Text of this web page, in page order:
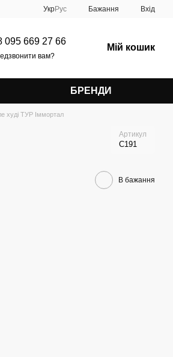
УкрРус Бажання Вхід
095 669 27 66
вам?
Мій кошик
БРЕНДИ
худі ТУР Іммортал
Артикул
C191
В бажання